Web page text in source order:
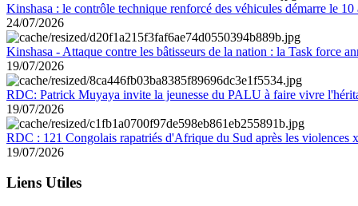
Kinshasa : le contrôle technique renforcé des véhicules démarre le 10
24/07/2026
Kinshasa - Attaque contre les bâtisseurs de la nation : la Task force
19/07/2026
RDC: Patrick Muyaya invite la jeunesse du PALU à faire vivre
19/07/2026
RDC : 121 Congolais rapatriés d'Afrique du Sud après les violences
19/07/2026
Liens Utiles